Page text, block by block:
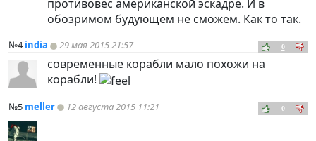
противовес американской эскадре. И в
обозримом будующем не сможем. Как то так.
№4india 29 мая 2015 21:57 0
современные корабли мало похожи на
корабли!
№5 meller 12 августа 2015 11:21 0